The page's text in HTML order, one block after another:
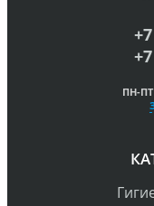
ПН-ПТ